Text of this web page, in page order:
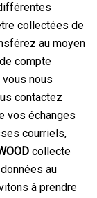
collectées de
au moyen
compte
nous
contactez
vos échanges
courriels,
collecte
au
à prendre